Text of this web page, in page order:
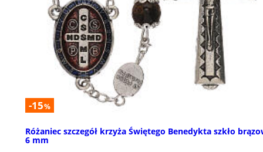
-15%
Różaniec szczegół krzyża Świętego Benedykta szkło
6 mm